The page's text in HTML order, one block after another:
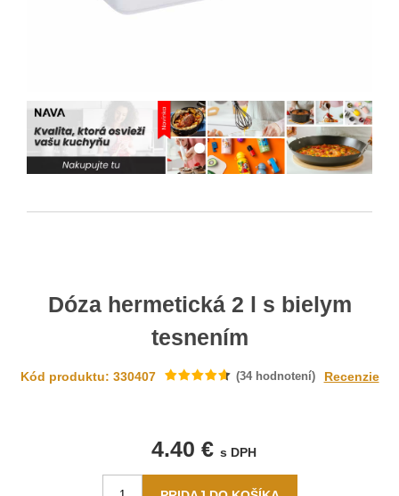
Dóza hermetická 2 l s bielym
tesnením
Kód produktu: 330407 (34hodnotení) Recenzie
4.40 € s DPH